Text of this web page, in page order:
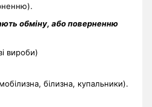
обміну, або поверненню
вироби)
білизна, купальники).